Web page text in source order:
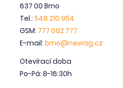
637 00 Brno
Tel.: 548 210 954
GSM: 777 092 777
E-mail: brno@newag.cz
Otevírací doba
Po-Pá: 8-16:30h